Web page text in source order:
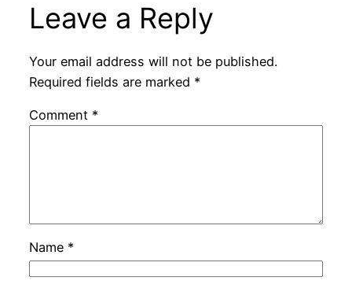
Leave a Reply
Your email address will not be published.
Required fields are marked *
Comment *
Name *